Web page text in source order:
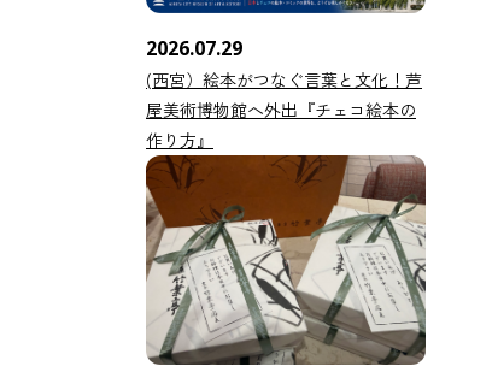
2026.07.29
(西宮）絵本がつなぐ言葉と文化！芦
屋美術博物館へ外出『チェコ絵本の
作り方』